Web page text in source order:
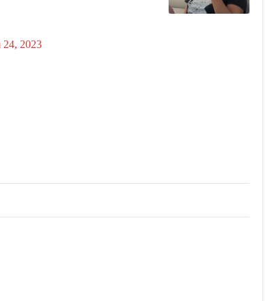
24, 2023